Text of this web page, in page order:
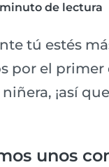
minuto de lectura
tú estés
por el primer
¡así
unos